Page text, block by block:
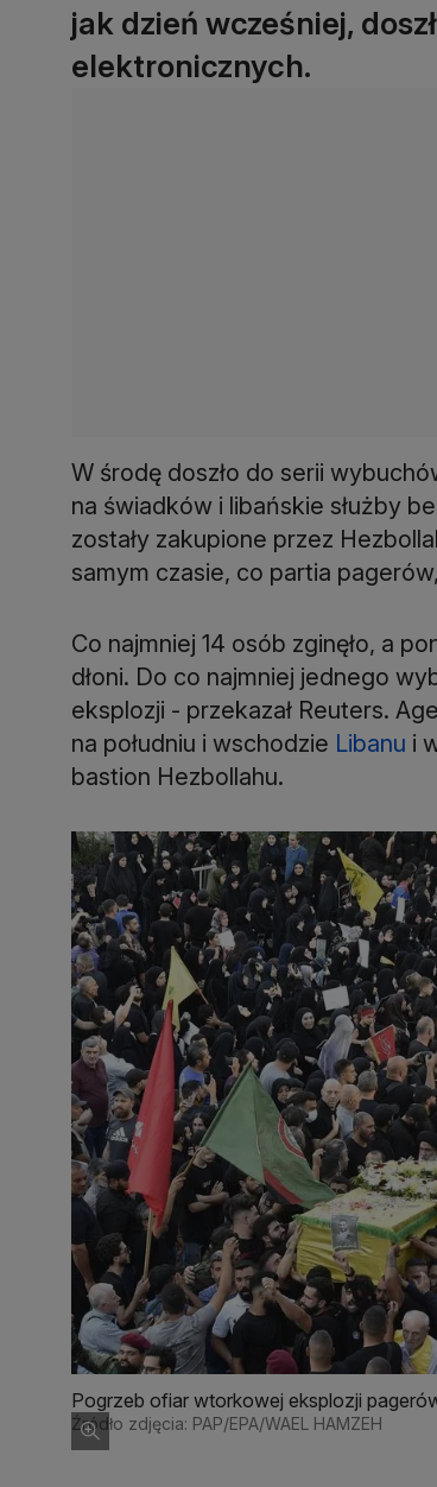
jak dzień wcześniej,
elektronicznych.
W środę doszło do serii
na świadków i libańskie służby
zostały zakupione przez
samym czasie, co partia
Co najmniej 14 osób zginęło, a
dłoni. Do co najmniej jednego
eksplozji - przekazał Reuters.
na południu i wschodzie Libanu i
bastion Hezbollahu.
Pogrzeb ofiar wtorkowej eksplozji
Źródło zdjęcia: PAP/EPA/WAEL HAMZEH